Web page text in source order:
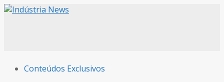
Conteúdos Exclusivos